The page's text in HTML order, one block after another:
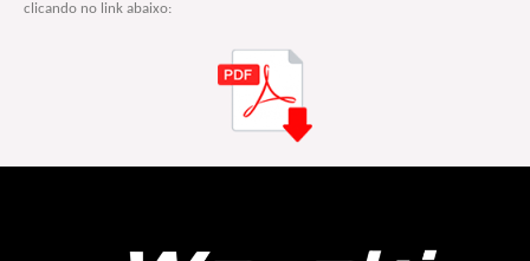
clicando no link abaixo: